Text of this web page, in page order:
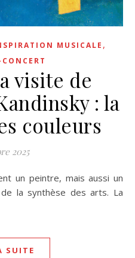
MUSICALE ,
visite de
: la
couleurs
2025
la synthèse des arts. La
SUITE